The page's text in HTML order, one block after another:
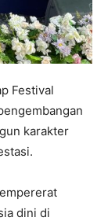
Festival
karakter
dini di